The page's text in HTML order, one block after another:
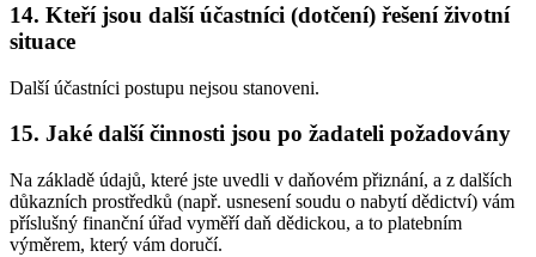
14. Kteří jsou další účastníci (dotčení) řešení životní
situace
Další účastníci postupu nejsou stanoveni.
15. Jaké další činnosti jsou po žadateli požadovány
Na základě údajů, které jste uvedli v daňovém přiznání, a z dalších
důkazních prostředků (např. usnesení soudu o nabytí dědictví) vám
příslušný finanční úřad vyměří daň dědickou, a to platebním
výměrem, který vám doručí.